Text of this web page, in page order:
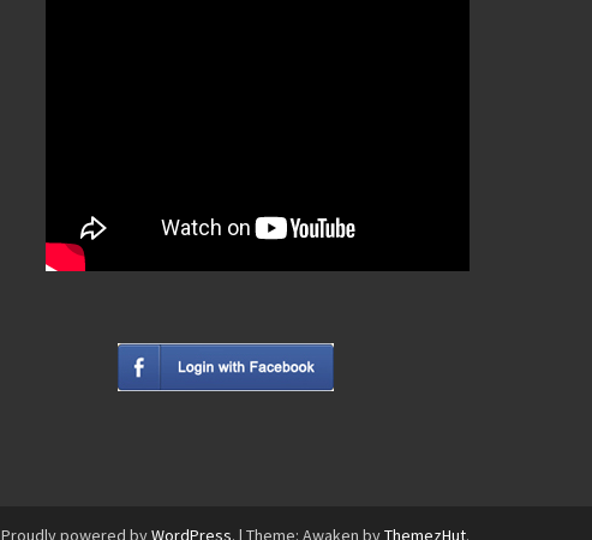
Proudly powered byWordPress. | Theme: Awaken byThemezHut.